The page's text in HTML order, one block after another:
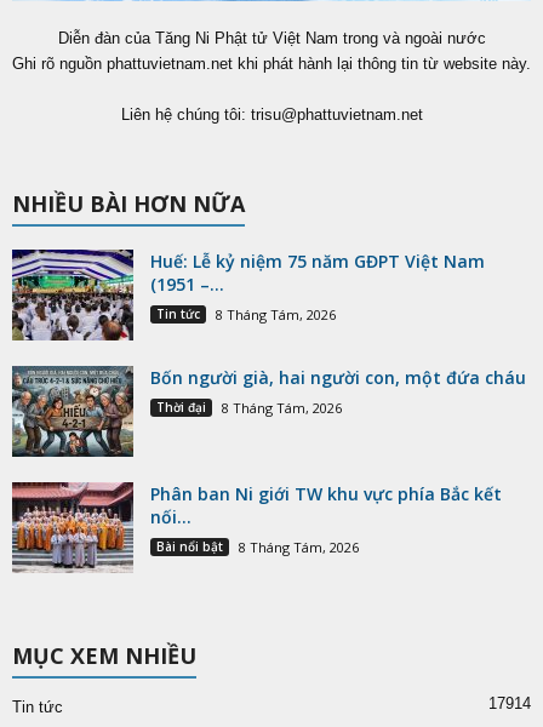
Diễn đàn của Tăng Ni Phật tử Việt Nam trong và ngoài nước
Ghi rõ nguồn phattuvietnam.net khi phát hành lại thông tin từ website này.
Liên hệ chúng tôi: trisu@phattuvietnam.net
NHIỀU BÀI HƠN NỮA
Huế: Lễ kỷ niệm 75 năm GĐPT Việt Nam
(1951 –...
Tin tức 8 Tháng Tám, 2026
Bốn người già, hai người con, một đứa cháu
Thời đại 8 Tháng Tám, 2026
Phân ban Ni giới TW khu vực phía Bắc kết
nối...
Bài nổi bật 8 Tháng Tám, 2026
MỤC XEM NHIỀU
Tin tức 17914